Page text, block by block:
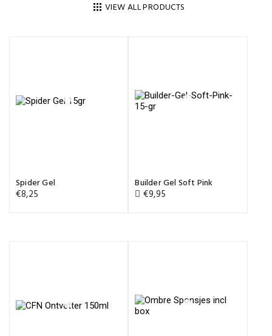
VIEW ALL PRODUCTS
Spider Gel
€8,25
Builder Gel Soft Pink
€9,95